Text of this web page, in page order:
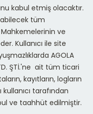
kabul etmiş olacaktır.
tüm
ve
Kullanıcı ile site
AGOLA
ŞTİ.'ne ait tüm ticari
kayıtların, logların
tarafından
ve taahhüt edilmiştir.